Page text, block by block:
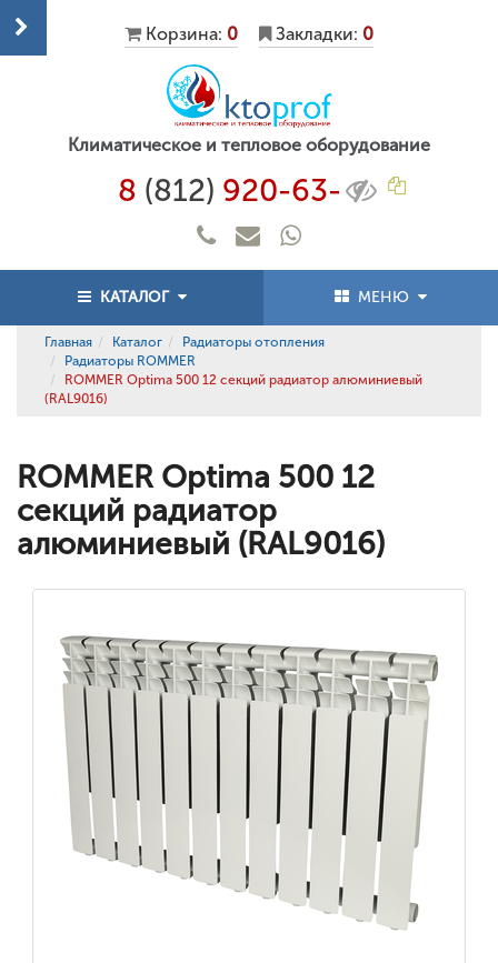
Корзина: 0 Закладки: 0
Климатическое и тепловое оборудование
8 (812) 920-63-
КАТАЛОГ МЕНЮ
Главная Каталог
Радиаторы отопления
Радиаторы ROMMER
ROMMER Optima 500 12 секций радиатор алюминиевый
(RAL9016)
ROMMER Optima 500 12
секций радиатор
алюминиевый (RAL9016)